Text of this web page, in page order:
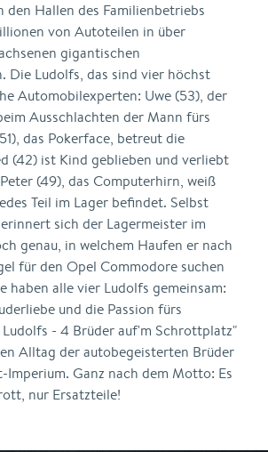
den Hallen des Familienbetriebs
von Autoteilen in über
gigantischen
Die Ludolfs, das sind vier höchst
Automobilexperten: Uwe (53), der
Ausschlachten der Mann fürs
das Pokerface, betreut die
(42) ist Kind geblieben und verliebt
(49), das Computerhirn, weiß
Teil im Lager befindet. Selbst
sich der Lagermeister im
genau, in welchem Haufen er nach
für den Opel Commodore suchen
haben alle vier Ludolfs gemeinsam:
und die Passion fürs
- 4 Brüder auf'm Schrottplatz"
Alltag der autobegeisterten Brüder
Ganz nach dem Motto: Es
nur Ersatzteile!